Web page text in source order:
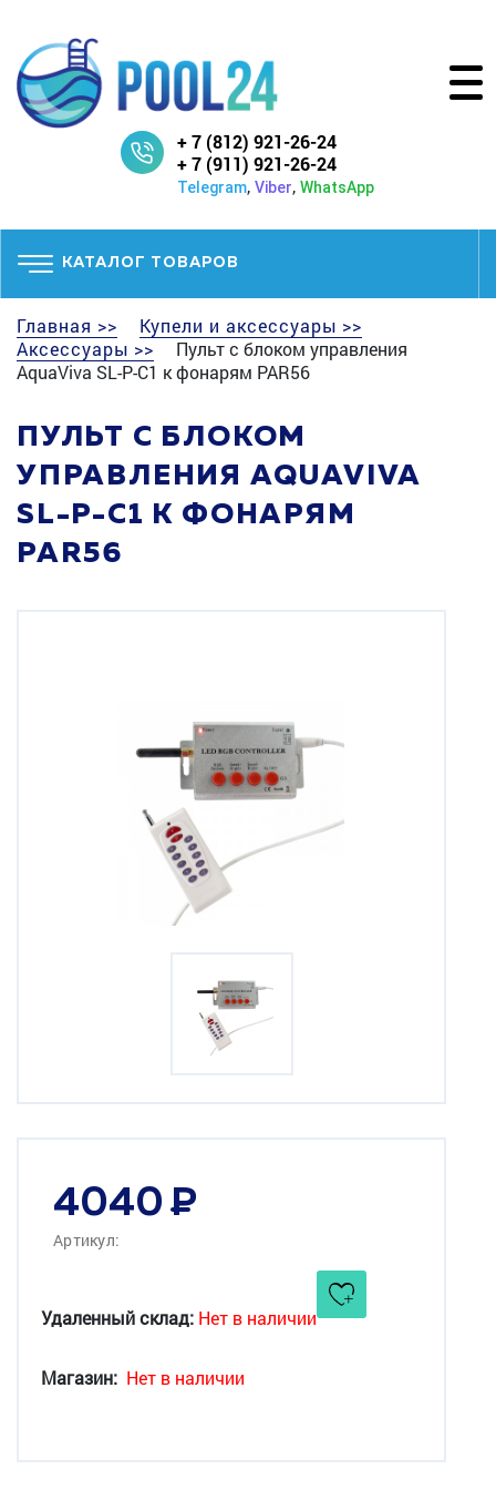
+ 7 (812) 921-26-24
+ 7 (911) 921-26-24
Telegram, Viber, WhatsApp
КАТАЛОГ ТОВАРОВ
Главная >>
Купели и аксессуары >>
Аксессуары >>
Пульт с блоком управления
AquaViva SL-P-C1 к фонарям PAR56
ПУЛЬТ С БЛОКОМ
УПРАВЛЕНИЯ AQUAVIVA
SL-P-C1 К ФОНАРЯМ
PAR56
4040
Артикул:
Удаленный склад: Нет в наличии
Магазин: Нет в наличии